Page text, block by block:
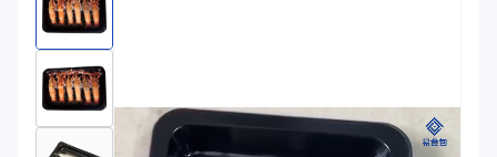
烤箱袋
SE53
商品参数
商品分类
主要材质
厚度（μm）
100、100、150
宽度（mm）
760、422、1296、1124、324、100~1300、450